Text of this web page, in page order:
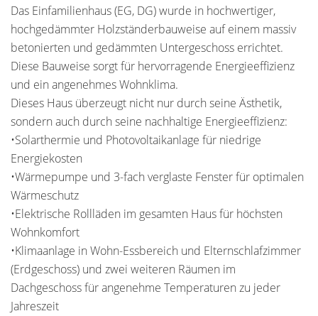
Das Einfamilienhaus (EG, DG) wurde in hochwertiger,
hochgedämmter Holzständerbauweise auf einem massiv
betonierten und gedämmten Untergeschoss errichtet.
Diese Bauweise sorgt für hervorragende Energieeffizienz
und ein angenehmes Wohnklima.
Dieses Haus überzeugt nicht nur durch seine Ästhetik,
sondern auch durch seine nachhaltige Energieeffizienz:
•Solarthermie und Photovoltaikanlage für niedrige
Energiekosten
•Wärmepumpe und 3-fach verglaste Fenster für optimalen
Wärmeschutz
•Elektrische Rollläden im gesamten Haus für höchsten
Wohnkomfort
•Klimaanlage in Wohn-Essbereich und Elternschlafzimmer
(Erdgeschoss) und zwei weiteren Räumen im
Dachgeschoss für angenehme Temperaturen zu jeder
Jahreszeit